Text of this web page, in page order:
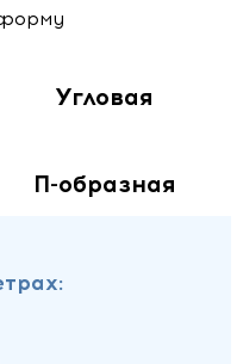
Угловая
П-образная